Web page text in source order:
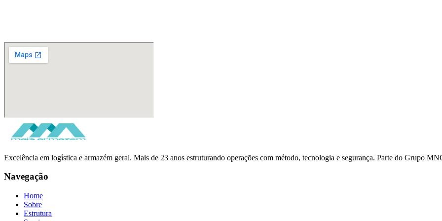
Excelência em logística e armazém geral. Mais de 23 anos estruturando operações com método, tecnologia e segurança. Parte do Grupo
Navegação
Home
Sobre
Estrutura